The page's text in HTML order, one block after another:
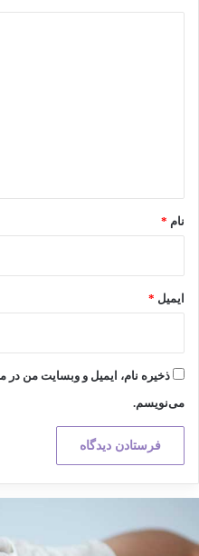
نام *
ایمیل *
ذخیره نام، ایمیل و وبسایت من در
می‌نویسم.
مهم